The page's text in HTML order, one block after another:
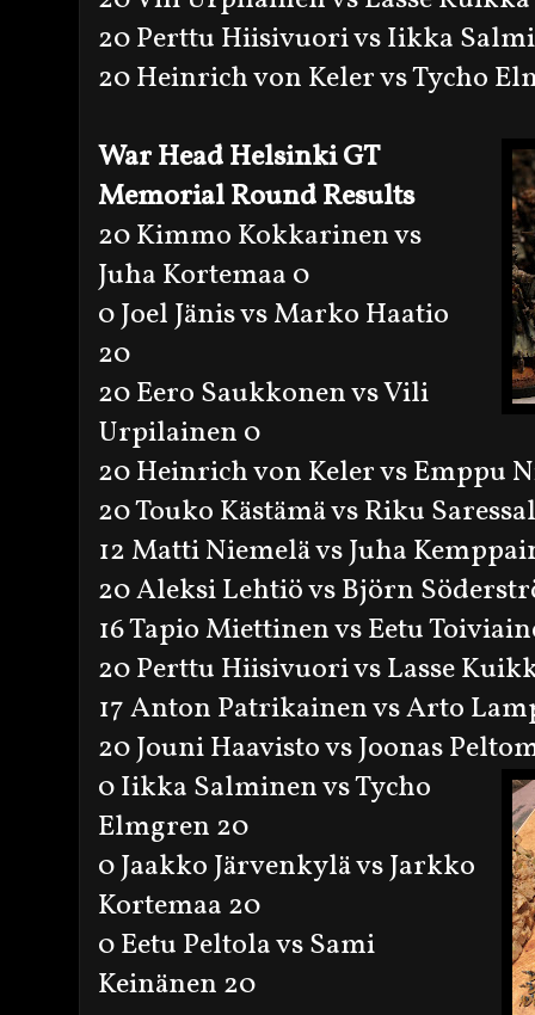
20 Perttu Hiisivuori vs Iikka
20 Heinrich von Keler vs Tycho
War Head Helsinki GT
Memorial RoundResults
20 Kimmo Kokkarinen vs
Juha Kortemaa 0
0 Joel Jänis vs Marko Haatio
20
20 Eero Saukkonen vs Vili
Urpilainen 0
20 Heinrich von Keler vs Emppu
20 Touko Kästämä vs Riku
12 Matti Niemelä vs Juha
20 Aleksi Lehtiö vs Björn
16 Tapio Miettinen vs Eetu
20 Perttu Hiisivuori vs Lasse
17 Anton Patrikainen vs Arto
20 Jouni Haavisto vs Joonas
0 Iikka Salminen vs Tycho
Elmgren 20
0 Jaakko Järvenkylä vs Jarkko
Kortemaa 20
0 Eetu Peltola vs Sami
Keinänen 20